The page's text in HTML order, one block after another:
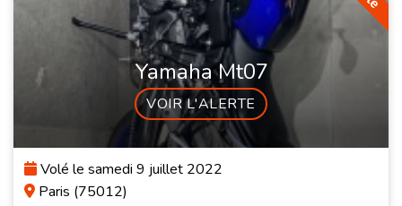
Yamaha Mt07
VOIR L'ALERTE
Volé le samedi 9 juillet 2022
Paris (75012)